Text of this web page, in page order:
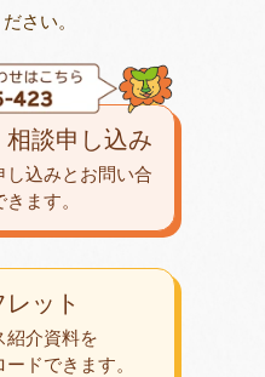
さい。
ット
紹介資料を
ードできます。
相談申し込み
し込みとお問い合
きます。